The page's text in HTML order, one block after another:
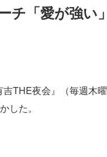
チ「愛が強い」
THE夜会』（毎週木曜
した。